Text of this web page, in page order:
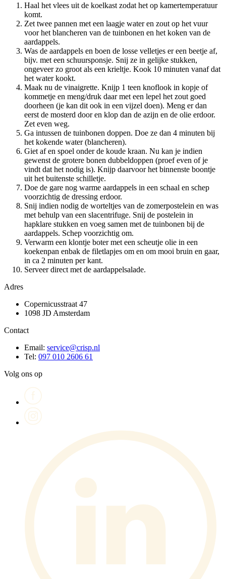
Haal het vlees uit de koelkast zodat het op kamertemperatuur
komt.
Zet twee pannen met een laagje water en zout op het vuur
voor het blancheren van de tuinbonen en het koken van de
aardappels.
Was de aardappels en boen de losse velletjes er een beetje af,
bijv. met een schuursponsje. Snij ze in gelijke stukken,
ongeveer zo groot als een krieltje. Kook 10 minuten vanaf dat
het water kookt.
Maak nu de vinaigrette. Knijp 1 teen knoflook in kopje of
kommetje en meng/druk daar met een lepel het zout goed
doorheen (je kan dit ook in een vijzel doen). Meng er dan
eerst de mosterd door en klop dan de azijn en de olie erdoor.
Zet even weg.
Ga intussen de tuinbonen doppen. Doe ze dan 4 minuten bij
het kokende water (blancheren).
Giet af en spoel onder de koude kraan. Nu kan je indien
gewenst de grotere bonen dubbeldoppen (proef even of je
vindt dat het nodig is). Knijp daarvoor het binnenste boontje
uit het buitenste schilletje.
Doe de gare nog warme aardappels in een schaal en schep
voorzichtig de dressing erdoor.
Snij indien nodig de worteltjes van de zomerpostelein en was
met behulp van een slacentrifuge. Snij de postelein in
hapklare stukken en voeg samen met de tuinbonen bij de
aardappels. Schep voorzichtig om.
Verwarm een klontje boter met een scheutje olie in een
koekenpan enbak de filetlapjes om en om mooi bruin en gaar,
in ca 2 minuten per kant.
Serveer direct met de aardappelsalade.
Adres
Copernicusstraat 47
1098 JD Amsterdam
Contact
Email: service@crisp.nl
Tel: 097 010 2606 61
Volg ons op